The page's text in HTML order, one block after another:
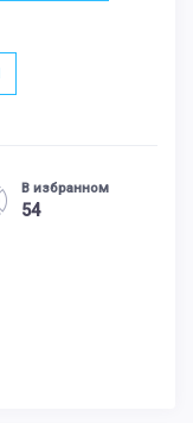
В избранном
54